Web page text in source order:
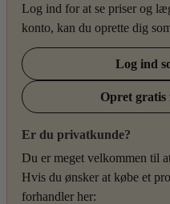
Log ind for at se priser og
konto, kan du oprette dig
Log ind
Opret
Er du privatkunde?
Du er meget velkommen til
Hvis du ønsker at købe et
forhandler her: